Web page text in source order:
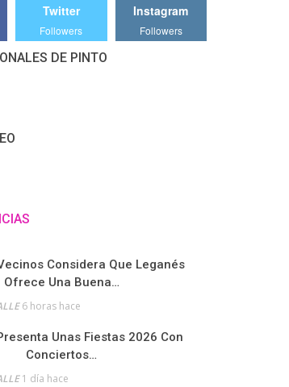
Twitter
Followers
Instagram
Followers
DE PINTO
Considera Que Leganés
Ofrece Una Buena…
6 horas hace
Unas Fiestas 2026 Con
Conciertos…
1 día hace